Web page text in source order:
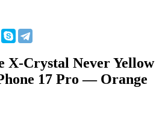
X-Crystal Never Yellow
17 Pro — Orange